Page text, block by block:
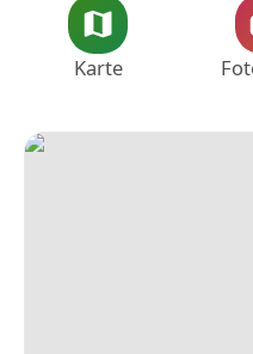
Karte